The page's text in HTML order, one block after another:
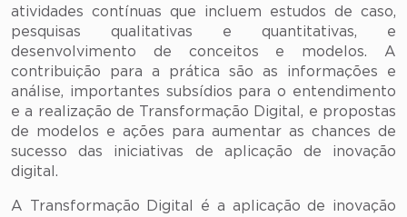
atividades contínuas que incluem estudos de caso,
pesquisas qualitativas e quantitativas, e
desenvolvimento de conceitos e modelos. A
contribuição para a prática são as informações e
análise, importantes subsídios para o entendimento
e a realização de Transformação Digital, e propostas
de modelos e ações para aumentar as chances de
sucesso das iniciativas de aplicação de inovação
digital.
A Transformação Digital é a aplicação de inovação